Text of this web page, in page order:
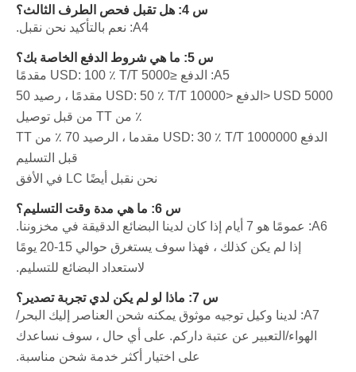
س 4: هل تقبل فحص الطرف الثالث؟
A4: نعم بالتأكيد نحن نقبل.
س 5: ما هي شروط الدفع الخاصة بك؟
A5: الدفع ≤5000 USD: 100 ٪ T/T مقدمًا
5000 USD <الدفع <10000 USD: 50 ٪ T/T مقدمًا ، رصيد 50
٪ من TT من قبل توصيل
الدفع 1000000 USD: 30 ٪ T/T مقدما ، الرصيد 70 ٪ من TT
قبل التسليم
نحن نقبل أيضًا LC في الأفق
س 6: ما هي مدة وقت التسليم؟
A6: عمومًا هو 7 أيام إذا كان لدينا البضائع الدقيقة في مخزوننا.
إذا لم يكن كذلك ، فهذا سوف يستغرق حوالي 15-20 يومًا
لاستعداد البضائع للتسليم.
س 7: ماذا لو لم يكن لدي تجربة تصدير؟
A7: لدينا وكيل توجيه موثوق يمكنه شحن العناصر إليك البحر/
الهواء/التعبير عن عتبة داركم. على أي حال ، سوف نساعدك
على اختيار أكثر خدمة شحن مناسبة.